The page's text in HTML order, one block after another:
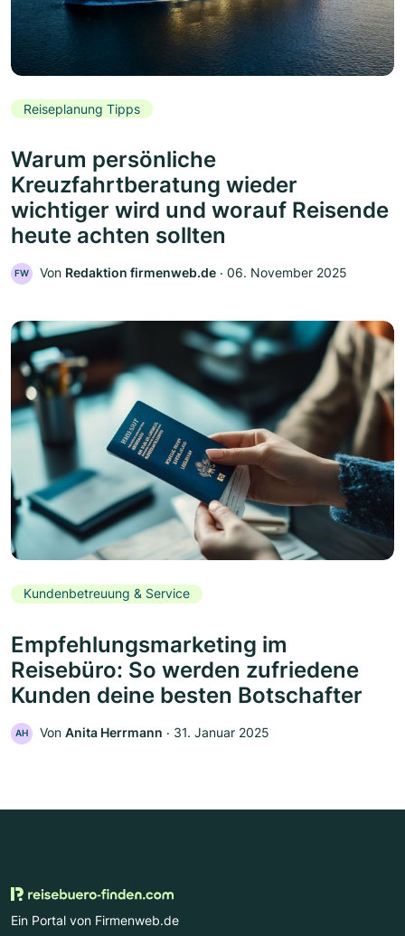
Reiseplanung Tipps
Warum persönliche
Kreuzfahrtberatung wieder
wichtiger wird und worauf Reisende
heute achten sollten
FW Von Redaktion firmenweb.de ‧ 06. November 2025
Kundenbetreuung & Service
Empfehlungsmarketing im
Reisebüro: So werden zufriedene
Kunden deine besten Botschafter
AH Von Anita Herrmann ‧ 31. Januar 2025
Ein Portal von Firmenweb.de